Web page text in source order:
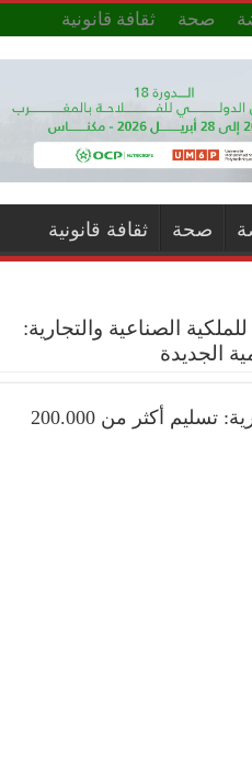
صحة ثقافة قانونية
صحة ثقافة قانونية
الصناعية والتجارية:
بيان صحفي: المكتب المغربي للملكية الصناعية والتجارية: تسليم أكثر من 200.000